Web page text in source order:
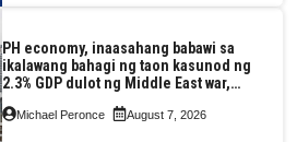
PH economy, inaasahang babawi sa
ikalawang bahagi ng taon kasunod ng
2.3% GDP dulot ng Middle East war,
pagkaantala ng public construction
Michael Peronce August 7, 2026